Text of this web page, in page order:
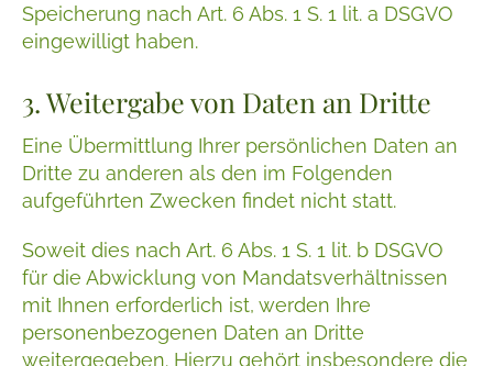
Speicherung nach Art. 6 Abs. 1 S. 1 lit. a DSGVO
eingewilligt haben.
3. Weitergabe von Daten an Dritte
Eine Übermittlung Ihrer persönlichen Daten an
Dritte zu anderen als den im Folgenden
aufgeführten Zwecken findet nicht statt.
Soweit dies nach Art. 6 Abs. 1 S. 1 lit. b DSGVO
für die Abwicklung von Mandatsverhältnissen
mit Ihnen erforderlich ist, werden Ihre
personenbezogenen Daten an Dritte
weitergegeben. Hierzu gehört insbesondere die